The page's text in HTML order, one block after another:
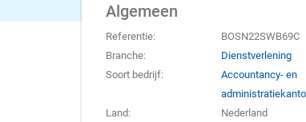
Algemeen
Referentie:
BOSN22SWB69C
Branche:
Dienstverlening
Soort bedrijf:
Accountancy- en
Land:
Nederland